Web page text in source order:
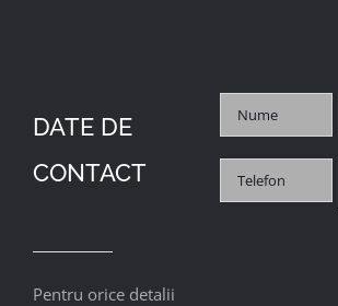
DATE DE
CONTACT
Pentru orice detalii